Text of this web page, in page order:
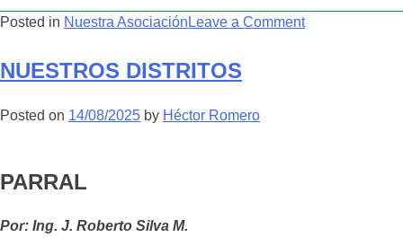
Posted in Nuestra Asociación Leave a Commenton
NUESTROS DISTRITOS
Posted on 14/08/2025 by Héctor Romero
PARRAL
Por: Ing. J. Roberto Silva M.